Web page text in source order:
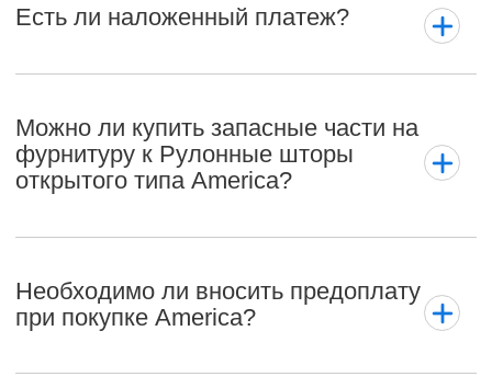
Есть ли наложенный платеж?
Можно ли купить запасные части на
фурнитуру к Рулонные шторы
открытого типа America?
Необходимо ли вносить предоплату
при покупке America?